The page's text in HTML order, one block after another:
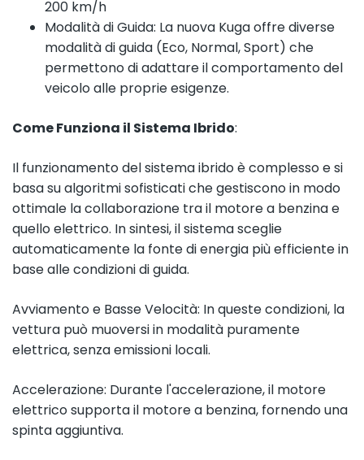
200 km/h
Modalità di Guida: La nuova Kuga offre diverse
modalità di guida (Eco, Normal, Sport) che
permettono di adattare il comportamento del
veicolo alle proprie esigenze.
Come Funziona il Sistema Ibrido:
Il funzionamento del sistema ibrido è complesso e si
basa su algoritmi sofisticati che gestiscono in modo
ottimale la collaborazione tra il motore a benzina e
quello elettrico. In sintesi, il sistema sceglie
automaticamente la fonte di energia più efficiente in
base alle condizioni di guida.
Avviamento e Basse Velocità: In queste condizioni, la
vettura può muoversi in modalità puramente
elettrica, senza emissioni locali.
Accelerazione: Durante l'accelerazione, il motore
elettrico supporta il motore a benzina, fornendo una
spinta aggiuntiva.